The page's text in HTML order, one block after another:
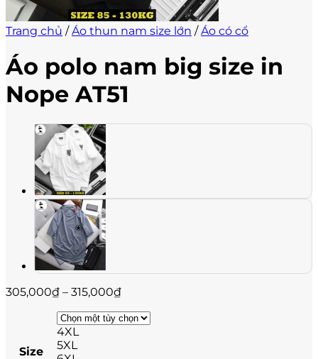
Trang chủ / Áo thun nam size lớn / Áo có cổ
Áo polo nam big size in
Nope AT51
305,000₫ – 315,000₫Khoảng
từ
Size
4XL
5XL